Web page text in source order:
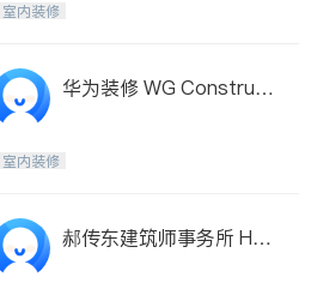
室内装修
华为装修 WG Construct
室内装修
郝传东建筑师事务所 HC